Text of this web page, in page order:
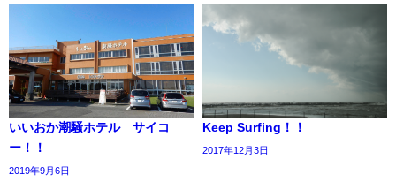
いいおか潮騒ホテル サイコ
ー！！
2019年9月6日
Keep Surfing！！
2017年12月3日